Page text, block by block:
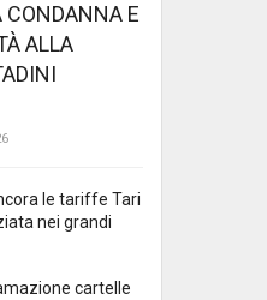
CONDANNA E
ALLA
le tariffe Tari
nei grandi
cartelle